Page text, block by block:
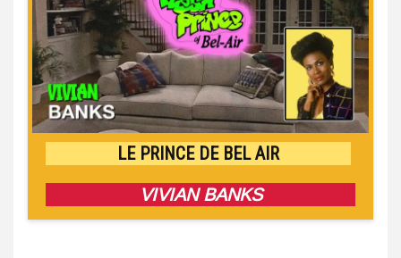
LE PRINCE DE BEL AIR
VIVIAN BANKS